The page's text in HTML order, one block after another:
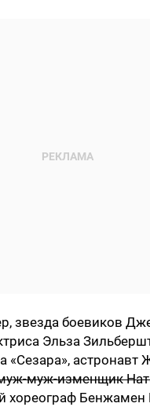
звезда боевиков
Эльза
«Сезара», астронавт
муж-изменщик
хореограф